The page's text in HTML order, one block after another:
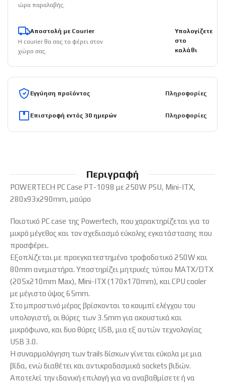
ώρα παραλαβής.
Αποστολή με Courier
Η courier θα σας το φέρει στον
χώρο σας.
Υπολογίζετε
στο
καλάθι
Εγγύηση προϊόντος Πληροφορίες
Επιστροφή εντός 30 ημερών Πληροφορίες
Περιγραφή
POWERTECH PC Case PT-1098 με 250W PSU, Mini-ITX,
280x93x290mm, μαύρο
Ποιοτικό PC case της Powertech, που χαρακτηρίζεται για το
μικρό μέγεθος και τον σχεδιασμό εύκολης εγκατάστασης που
προσφέρει.
Εξοπλίζεται με προεγκατεστημένο τροφοδοτικό 250W και
80mm ανεμιστήρα. Υποστηρίζει μητρικές τύπου MATX/DTX
(205x210mm Max), Mini-ITX (170x170mm), και CPU cooler
με μέγιστο ύψος 65mm.
Στο μπροστινό μέρος βρίσκονται το κουμπί ελέγχου του
υπολογιστή, οι θύρες των 3.5mm για ακουστικά και
μικρόφωνο, και δυο θύρες USB, μια εξ αυτών τεχνολογίας
USB 3.0.
Η συναρμολόγηση των trails δίσκων γίνεται εύκολα με μια
βίδα, ενώ διαθέτει και αντικραδασμικά sockets βιδών.
Αποτελεί την ιδανική επιλογή για να αναβαθμίσετε ή να